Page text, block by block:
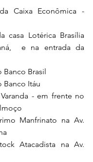
Caixa Econômica -
casa Lotérica Brasília
e na entrada da
Banco Brasil
Banco Itáu
Varanda - em frente no
Manfrinato na Av.
Atacadista na Av.